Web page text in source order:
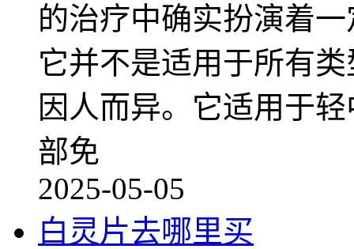
的治疗中确实扮演着
它并不是适用于所有
因人而异。它适用于
部免
2025-05-05
白灵片去哪里买